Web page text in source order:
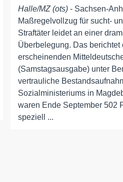
Halle/MZ (ots) - Sachsen-
Maßregelvollzug für sucht-
Straftäter leidet an einer
Überbelegung. Das berichtet
erscheinenden
(Samstagsausgabe) unter
vertrauliche
Sozialministeriums in
waren Ende September 502
speziell ...